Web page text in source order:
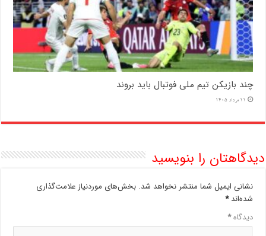
چند بازیکن تیم ملی فوتبال باید بروند
11 مرداد 1405
دیدگاهتان را بنویسید
نشانی ایمیل شما منتشر نخواهد شد. بخش‌های موردنیاز علامت‌گذاری
شده‌اند*
دیدگاه*